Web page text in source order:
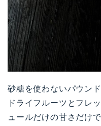
砂糖を使わないパウン
ドライフルーツとフレ
ュールだけの甘さだけ